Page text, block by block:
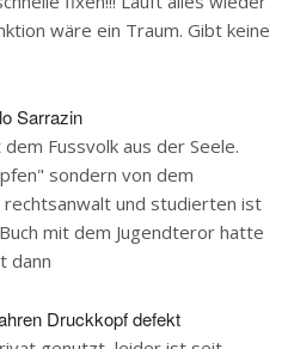
wäre ein Traum. Gibt keine
Sarrazin
Fussvolk aus der Seele.
sondern von dem
und studierten ist
mit dem Jugendteror hatte
dann
Druckkopf defekt